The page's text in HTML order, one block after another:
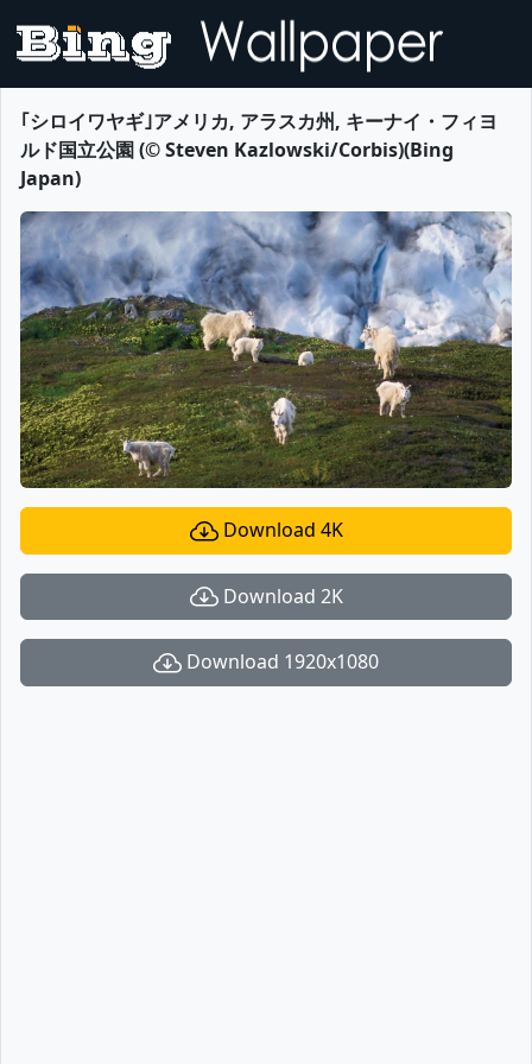
｢シロイワヤギ｣アメリカ, アラスカ州, キーナイ・フィヨ
ルド国立公園 (© Steven Kazlowski/Corbis)(Bing
Japan)
Download 4K
Download 2K
Download 1920x1080